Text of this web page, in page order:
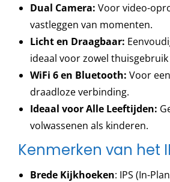
Dual Camera: Voor video-
vastleggen van momenten.
Licht en Draagbaar:
ideaal voor zowel
WiFi 6 en Bluetooth: Voor
draadloze verbinding.
Ideaal voor Alle Leeftijden:
volwassenen als kinderen.
Kenmerken van het
Brede Kijkhoeken: IPS (In-